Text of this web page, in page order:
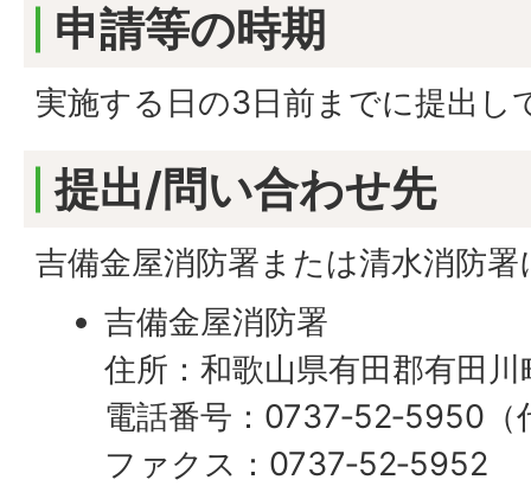
申請等の時期
実施する日の3日前までに提出し
提出/問い合わせ先
吉備金屋消防署または清水消防
吉備金屋消防署
住所：和歌山県有田郡有田
電話番号：0737‐52‐5950（
ファクス：0737‐52‐5952